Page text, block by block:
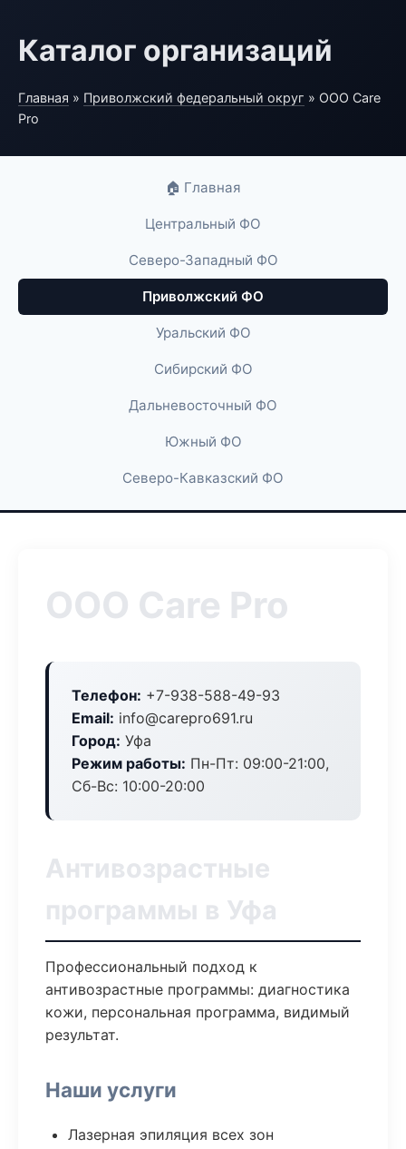
Каталог организаций
Главная » Приволжский федеральный округ » ООО Care
Pro
🏠 Главная
Центральный ФО
Северо-Западный ФО
Приволжский ФО
Уральский ФО
Сибирский ФО
Дальневосточный ФО
Южный ФО
Северо-Кавказский ФО
ООО Care Pro
Телефон: +7-938-588-49-93
Email: info@carepro691.ru
Город: Уфа
Режим работы: Пн-Пт: 09:00-21:00,
Сб-Вс: 10:00-20:00
Антивозрастные
программы в Уфа
Профессиональный подход к
антивозрастные программы: диагностика
кожи, персональная программа, видимый
результат.
Наши услуги
Лазерная эпиляция всех зон